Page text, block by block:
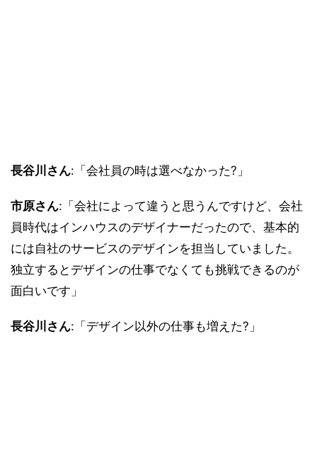
長谷川さん:「会社員の時は選べなかった?」
市原さん:「会社によって違うと思うんですけど、会社
員時代はインハウスのデザイナーだったので、基本的
には自社のサービスのデザインを担当していました。
独立するとデザインの仕事でなくても挑戦できるのが
面白いです」
長谷川さん:「デザイン以外の仕事も増えた?」